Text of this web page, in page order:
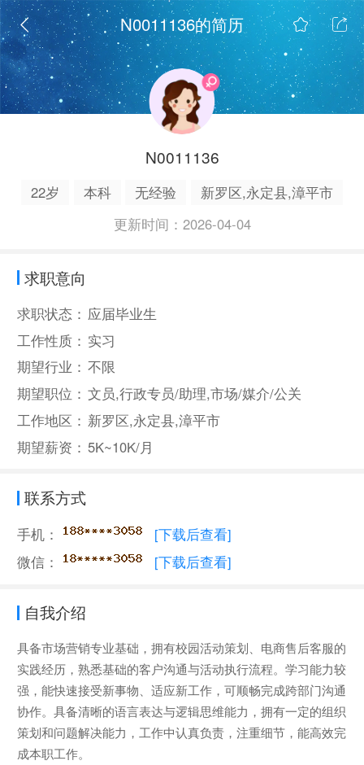
N0011136的简历
N0011136
22岁 本科 无经验
新罗区,永定县,漳平市
更新时间：2026-04-04
求职意向
求职状态： 应届毕业生
工作性质： 实习
期望行业： 不限
期望职位： 文员,行政专员/助理,市场/媒介/公关
工作地区： 新罗区,永定县,漳平市
期望薪资： 5K~10K/月
联系方式
手机：
[下载后查看]
微信：
[下载后查看]
自我介绍
具备市场营销专业基础，拥有校园活动策划、电商售后客服的
实践经历，熟悉基础的客户沟通与活动执行流程。学习能力较
强，能快速接受新事物、适应新工作，可顺畅完成跨部门沟通
协作。具备清晰的语言表达与逻辑思维能力，拥有一定的组织
策划和问题解决能力，工作中认真负责，注重细节，能高效完
成本职工作。